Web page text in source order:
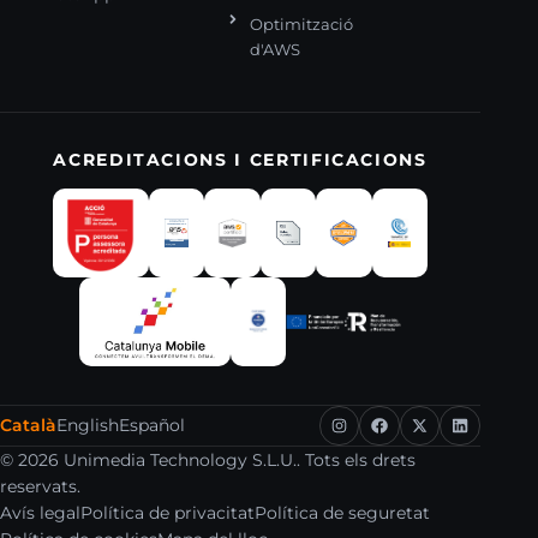
Optimització
d'AWS
ACREDITACIONS I CERTIFICACIONS
CatalàEnglishEspañol
© 2026 Unimedia Technology S.L.U.. Tots els drets
reservats.
Avís legalPolítica de privacitatPolítica de seguretat